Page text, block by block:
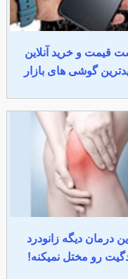
قیمت و خرید آنلاین
گوشی های بازار
درمان دیگه زانودرد
رو مختل نمیکنه!